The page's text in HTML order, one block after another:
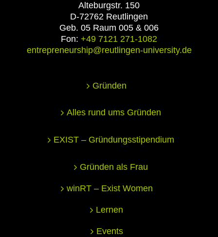
Alteburgstr. 150
D-72762 Reutlingen
Geb. 05 Raum 005 & 006
Fon: +49 7121 271-1082
entrepreneurship@reutlingen-university.de
Gründen
Alles rund ums Gründen
EXIST – Gründungsstipendium
Gründen als Frau
winRT – Exist Women
Lernen
Events